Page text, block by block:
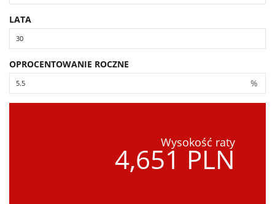
LATA
OPROCENTOWANIE ROCZNE
%
Wysokość raty
4,651 PLN